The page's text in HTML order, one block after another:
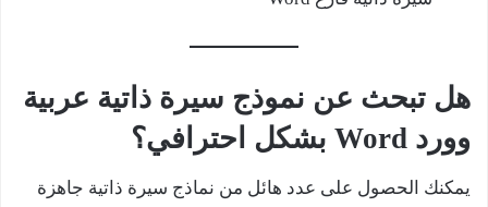
هل تبحث عن نموذج سيرة ذاتية عربية
وورد Word بشكل احترافي؟
يمكنك الحصول على عدد هائل من نماذج سيرة ذاتية جاهزة